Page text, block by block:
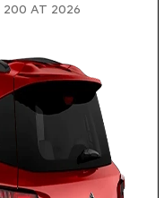
200 AT 2026